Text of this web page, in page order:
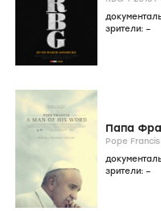
зрители: –
Папа
зрители: –